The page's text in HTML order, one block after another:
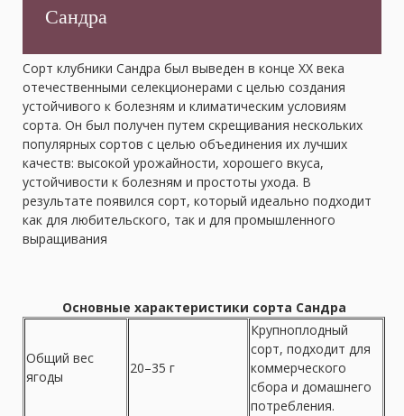
Сандра
Сорт клубники Сандра был выведен в конце XX века
отечественными селекционерами с целью создания
устойчивого к болезням и климатическим условиям
сорта. Он был получен путем скрещивания нескольких
популярных сортов с целью объединения их лучших
качеств: высокой урожайности, хорошего вкуса,
устойчивости к болезням и простоты ухода. В
результате появился сорт, который идеально подходит
как для любительского, так и для промышленного
выращивания
Основные характеристики сорта Сандра
Общий вес
ягоды
20–35 г
Крупноплодный
сорт, подходит для
коммерческого
сбора и домашнего
потребления.